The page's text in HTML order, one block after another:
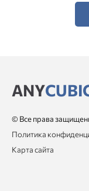
ANY
© Все права
Политика
Карта сайта